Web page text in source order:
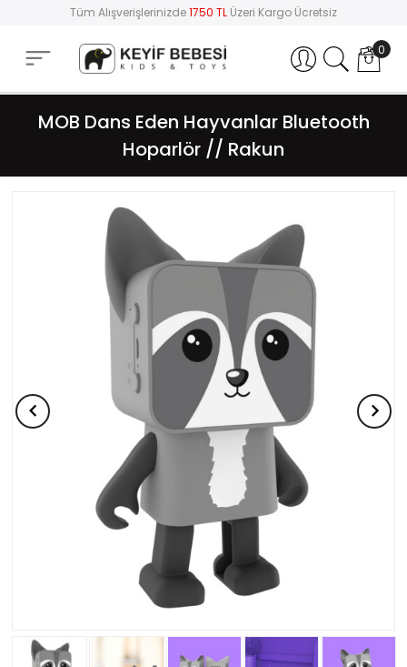
Tüm Alışverişlerinizde1750 TL Üzeri Kargo Ücretsiz
Hesabım 0
MOB Dans Eden Hayvanlar Bluetooth
Hoparlör // Rakun